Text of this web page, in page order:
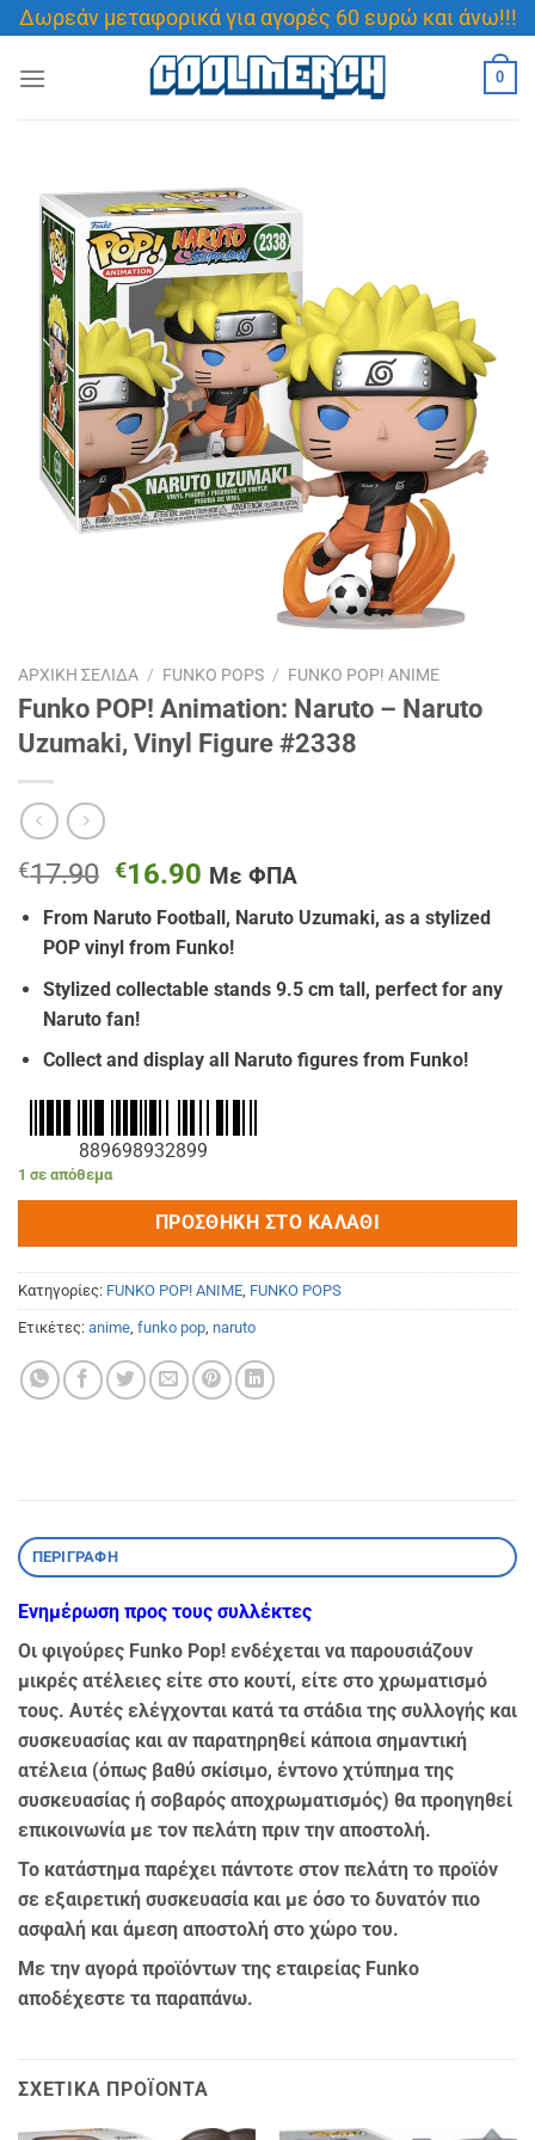
Μετάβαση
στο
περιεχόμενο
Δωρεάν μεταφορικά για αγορές 60 ευρώ και άνω!!!
0
ΑΡΧΙΚΉ ΣΕΛΊΔΑ / FUNKO POPS / FUNKO POP! ANIME
Funko POP! Animation: Naruto – Naruto
Uzumaki, Vinyl Figure #2338
€17.90 Original
price
was:
€17.90.
€16.90 Η
τρέχουσα
τιμή
είναι:
€16.90.
Με ΦΠΑ
From Naruto Football, Naruto Uzumaki, as a stylized
POP vinyl from Funko!
Stylized collectable stands 9.5 cm tall, perfect for any
Naruto fan!
Collect and display all Naruto figures from Funko!
889698932899
1 σε απόθεμα
ΠΡΟΣΘΉΚΗ ΣΤΟ ΚΑΛΆΘΙ
Κατηγορίες: FUNKO POP! ANIME FUNKO POPS
Ετικέτες: anime funko pop naruto
ΠΕΡΙΓΡΑΦΉ
Ενημέρωση προς τους συλλέκτες
Οι φιγούρες Funko Pop! ενδέχεται να παρουσιάζουν
μικρές ατέλειες είτε στο κουτί, είτε στο χρωματισμό
τους. Αυτές ελέγχονται κατά τα στάδια της συλλογής και
συσκευασίας και αν παρατηρηθεί κάποια σημαντική
ατέλεια (όπως βαθύ σκίσιμο, έντονο χτύπημα της
συσκευασίας ή σοβαρός αποχρωματισμός) θα προηγηθεί
επικοινωνία με τον πελάτη πριν την αποστολή.
Το κατάστημα παρέχει πάντοτε στον πελάτη το προϊόν
σε εξαιρετική συσκευασία και με όσο το δυνατόν πιο
ασφαλή και άμεση αποστολή στο χώρο του.
Με την αγορά προϊόντων της εταιρείας Funko
αποδέχεστε τα παραπάνω.
ΣΧΕΤΙΚΆ ΠΡΟΪΌΝΤΑ